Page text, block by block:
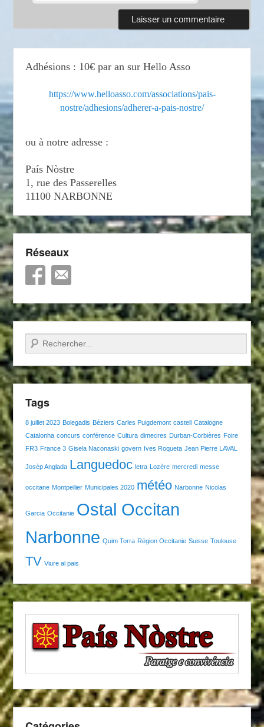
Adhésions : 10€ par an sur Hello Asso
https://www.helloasso.com/associations/pais-
nostre/adhesions/adherer-a-pais-nostre/
ou à notre adresse :
País Nòstre
1, rue des Passerelles
11100 NARBONNE
Réseaux
Recherche
Tags
8 juillet 2023 Bolegadis Béziers Carles Puigdemont castell Catalogne
Catalonha concurs conférence Cultura dimecres Durban-Corbières Foire
FR3 France 3 Gisela Naconaski govern Ives Roqueta Jean Pierre LAVAL
Josèp Anglada Languedoc letra Lozère mercredi messe
occitane Montpellier Municipales 2020 météo Narbonne Nicolas
Garcia Occitanie Ostal Occitan
Narbonne Quim Torra Région Occitanie Suisse Toulouse
TV Viure al pais